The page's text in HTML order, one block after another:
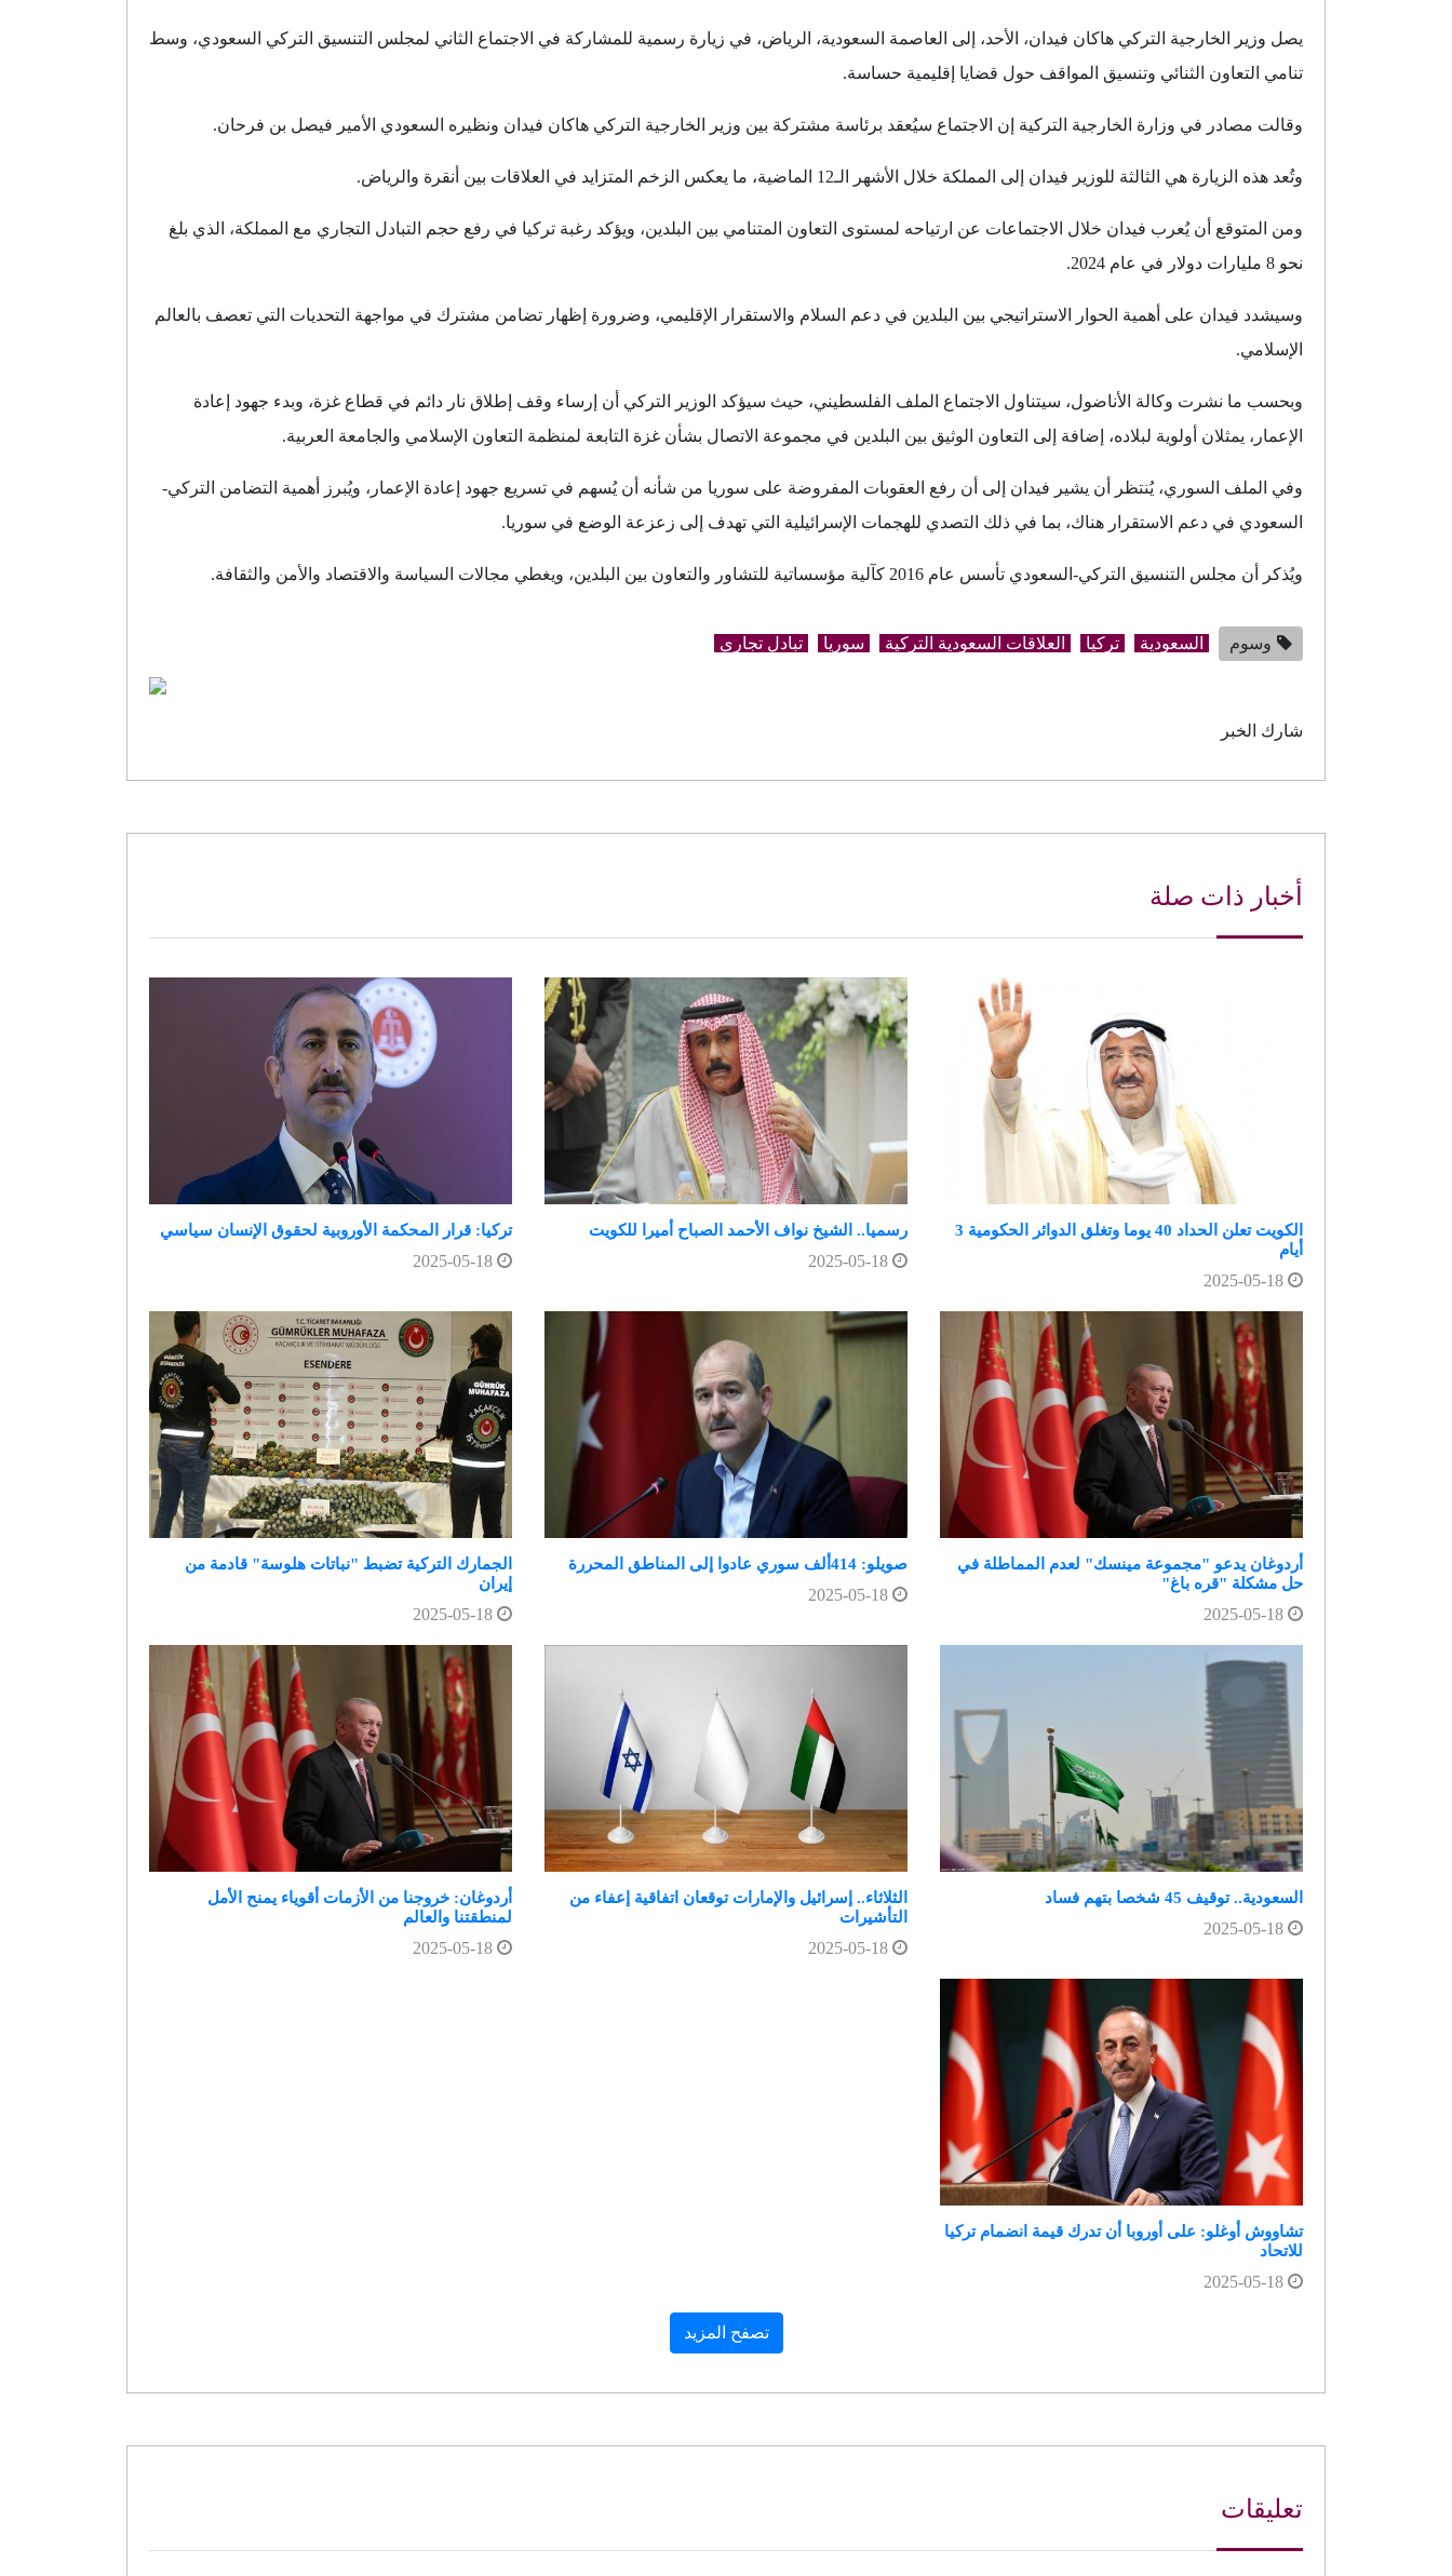
يصل وزير الخارجية التركي هاكان فيدان، الأحد، إلى العاصمة السعودية، الرياض، في زيارة رسمية للمشاركة في الاجتماع الثاني لمجلس التنسيق التركي السعودي، وسط
تنامي التعاون الثنائي وتنسيق المواقف حول قضايا إقليمية حساسة.
وقالت مصادر في وزارة الخارجية التركية إن الاجتماع سيُعقد برئاسة مشتركة بين وزير الخارجية التركي هاكان فيدان ونظيره السعودي الأمير فيصل بن فرحان.
وتُعد هذه الزيارة هي الثالثة للوزير فيدان إلى المملكة خلال الأشهر الـ12 الماضية، ما يعكس الزخم المتزايد في العلاقات بين أنقرة والرياض.
ومن المتوقع أن يُعرب فيدان خلال الاجتماعات عن ارتياحه لمستوى التعاون المتنامي بين البلدين، ويؤكد رغبة تركيا في رفع حجم التبادل التجاري مع المملكة، الذي بلغ
نحو 8 مليارات دولار في عام 2024.
وسيشدد فيدان على أهمية الحوار الاستراتيجي بين البلدين في دعم السلام والاستقرار الإقليمي، وضرورة إظهار تضامن مشترك في مواجهة التحديات التي تعصف بالعالم
الإسلامي.
وبحسب ما نشرت وكالة الأناضول، سيتناول الاجتماع الملف الفلسطيني، حيث سيؤكد الوزير التركي أن إرساء وقف إطلاق نار دائم في قطاع غزة، وبدء جهود إعادة
الإعمار، يمثلان أولوية لبلاده، إضافة إلى التعاون الوثيق بين البلدين في مجموعة الاتصال بشأن غزة التابعة لمنظمة التعاون الإسلامي والجامعة العربية.
وفي الملف السوري، يُنتظر أن يشير فيدان إلى أن رفع العقوبات المفروضة على سوريا من شأنه أن يُسهم في تسريع جهود إعادة الإعمار، ويُبرز أهمية التضامن التركي-
السعودي في دعم الاستقرار هناك، بما في ذلك التصدي للهجمات الإسرائيلية التي تهدف إلى زعزعة الوضع في سوريا.
ويُذكر أن مجلس التنسيق التركي-السعودي تأسس عام 2016 كآلية مؤسساتية للتشاور والتعاون بين البلدين، ويغطي مجالات السياسة والاقتصاد والأمن والثقافة.
وسوم السعودية تركيا العلاقات السعودية التركية سوريا تبادل تجاري
شارك الخبر
أخبار ذات صلة
الكويت تعلن الحداد 40 يوما وتغلق الدوائر الحكومية 3
أيام
رسميا.. الشيخ نواف الأحمد الصباح أميرا للكويت تركيا: قرار المحكمة الأوروبية لحقوق الإنسان سياسي
أردوغان يدعو "مجموعة مينسك" لعدم المماطلة في
حل مشكلة "قره باغ"
صويلو: 414ألف سوري عادوا إلى المناطق المحررة
الجمارك التركية تضبط "نباتات هلوسة" قادمة من
إيران
السعودية.. توقيف 45 شخصا بتهم فساد
الثلاثاء.. إسرائيل والإمارات توقعان اتفاقية إعفاء من
التأشيرات
أردوغان: خروجنا من الأزمات أقوياء يمنح الأمل
لمنطقتنا والعالم
تشاووش أوغلو: على أوروبا أن تدرك قيمة انضمام تركيا
للاتحاد
تصفح المزيد
تعليقات